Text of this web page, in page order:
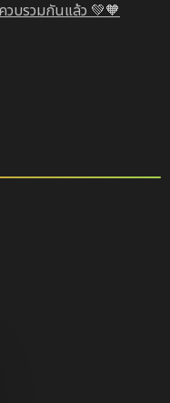
วบรวมกันแล้ว 💚🧡